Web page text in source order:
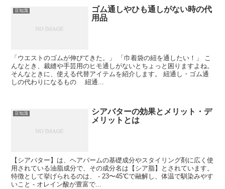
豆知識
ゴム通しやひも通しがない時の代
用品
「ウエストのゴムが伸びてきた。」 「巾着袋の紐を通したい！」 こ
んなとき、裁縫や手芸用のヒモ通しがないとちょっと困りますよね。
そんなときに、使える代替アイテムを紹介します。 紐通し・ゴム通
しの代わりになるもの 紐通...
豆知識
シアバターの効果とメリット・デ
メリットとは
【シアバター】は、ヘアバームの基礎成分やスタイリング剤に広く使
用されている油脂成分で、その成分名は【シア脂】とされています。
特徴として挙げられるのは、 - 23〜45℃で融解し、体温で馴染みやす
いこと - オレイン酸が豊富で...